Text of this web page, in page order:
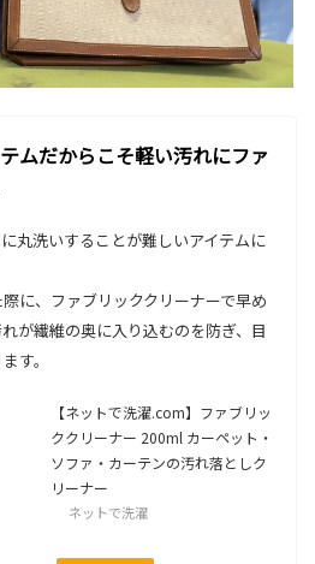
ムだからこそ軽い汚れにファ
丸洗いすることが難しいアイテムに
に、ファブリッククリーナーで早め
が繊維の奥に入り込むのを防ぎ、目
す。
【ネットで洗濯.com】ファブリッ
ククリーナー 200ml カーペット・
ソファ・カーテンの汚れ落としク
リーナー
ネットで洗濯